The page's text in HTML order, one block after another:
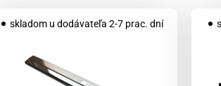
skladom u dodávateľa 2-7 prac. dní